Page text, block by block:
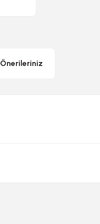
Önerileriniz